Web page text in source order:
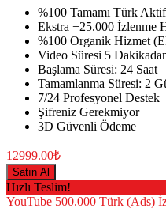
%100 Tamamı Türk
Ekstra +25.000 İzlenme
%100 Organik Hizmet
Video Süresi 5
Başlama Süresi: 24 Saat
Tamamlanma Süresi: 2
7/24 Profesyonel Destek
Şifreniz Gerekmiyor
3D Güvenli Ödeme
12999.00₺
Satın Al
Hızlı Teslim!
YouTube 500.000 Türk (Ads)